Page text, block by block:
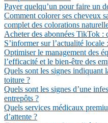
Payer quelqu’un pour faire un
Comment colorer ses cheveux
complet des colorations
Acheter des abonnées TikTok :
S’informer sur l’actualité
Optimiser le management des
l’efficacité et le bien-être des
Quels sont les signes indiquant
toiture ?
Quels sont les signes d’une
entrepôts ?
Quels services médicaux
d’attente ?